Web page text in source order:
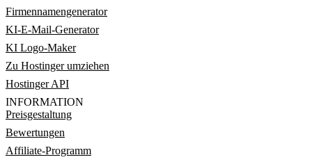
Firmennamengenerator
KI-E-Mail-Generator
KI Logo-Maker
Zu Hostinger umziehen
Hostinger API
INFORMATION
Preisgestaltung
Bewertungen
Affiliate-Programm